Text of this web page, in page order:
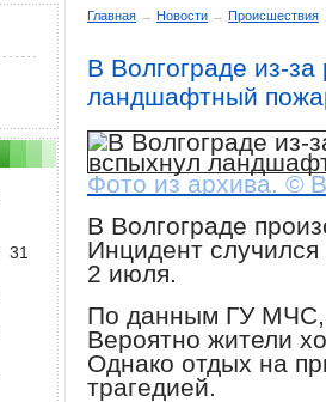
Главная → Новости → Происшествия
В Волгограде из-за
ландшафтный
Фото из архива. ©
В Волгограде
Инцидент
2 июля.
По данным ГУ МЧС,
Вероятно жители
Однако отдых на
трагедией.
31